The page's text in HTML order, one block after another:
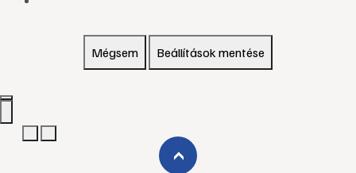
Mégsem Beállítások mentése
›